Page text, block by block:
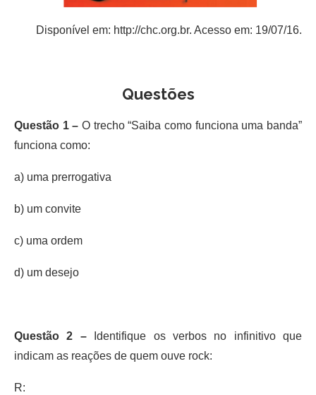
Disponível em: http://chc.org.br. Acesso em: 19/07/16.
Questões
Questão 1 – O trecho “Saiba como funciona uma banda”
funciona como:
a) uma prerrogativa
b) um convite
c) uma ordem
d) um desejo
Questão 2 –Identifique os verbos no infinitivo que
indicam as reações de quem ouve rock:
R: